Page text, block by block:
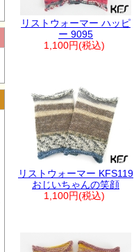
リストウォーマー ハッピ
ー 9095
1,100円(税込)
リストウォーマー KFS119
おじいちゃんの笑顔
1,100円(税込)